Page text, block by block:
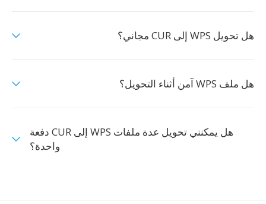
هل تحويل WPS إلى CUR مجاني؟
هل ملف WPS آمن أثناء التحويل؟
هل يمكنني تحويل عدة ملفات WPS إلى CUR دفعة
واحدة؟